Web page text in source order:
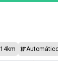
km Automático